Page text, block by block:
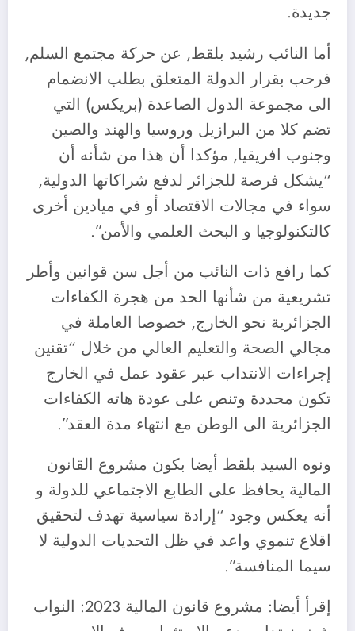
جديدة.
أما النائب رشيد بلقط, عن حركة مجتمع السلم,
فرحب بقرار الدولة المتعلق بطلب الانضمام
الى مجموعة الدول الصاعدة (بريكس) التي
تضم كلا من البرازيل وروسيا والهند والصين
وجنوب افريقيا, مؤكدا أن هذا من شأنه أن
“يشكل فرصة للجزائر لدفع شراكاتها الدولية,
سواء في مجالات الاقتصاد أو في ميادين أخرى
كالتكنولوجيا و البحث العلمي والأمن”.
كما رافع ذات النائب من أجل سن قوانين وأطر
تشريعية من شأنها الحد من هجرة الكفاءات
الجزائرية نحو الخارج, خصوصا العاملة في
مجالي الصحة والتعليم العالي من خلال “تقنين
إجراءات الانتداب عبر عقود عمل في الخارج
تكون محددة وتنص على عودة هاته الكفاءات
الجزائرية الى الوطن مع انتهاء مدة العقد”.
ونوه السيد بلقط أيضا بكون مشروع القانون
المالية يحافظ على الطابع الاجتماعي للدولة و
أنه يعكس وجود “إرادة سياسية تهدف لتحقيق
اقلاع تنموي واعد في ظل التحديات الدولية لا
سيما المنافسة”.
إقرأ أيضا: مشروع قانون المالية 2023: النواب